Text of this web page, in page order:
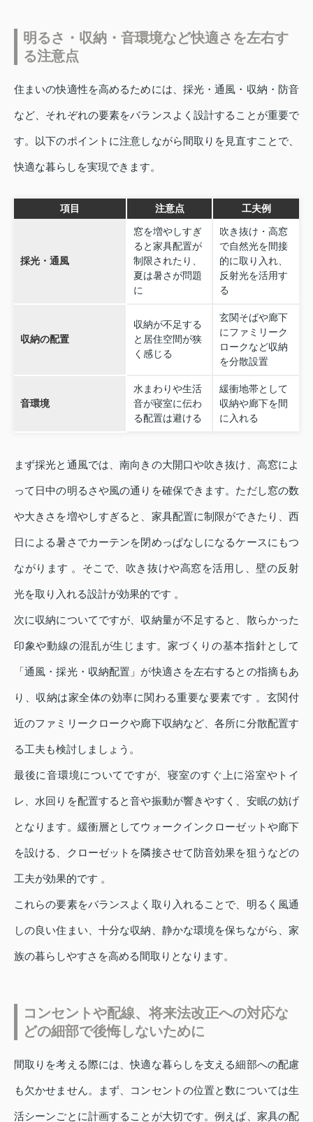
明るさ・収納・音環境など快適さを左右す
る注意点
住まいの快適性を高めるためには、採光・通風・収納・防音
など、それぞれの要素をバランスよく設計することが重要で
す。以下のポイントに注意しながら間取りを見直すことで、
快適な暮らしを実現できます。
項目 注意点 工夫例
採光・通風
窓を増やしすぎ
ると家具配置が
制限されたり、
夏は暑さが問題
に
吹き抜け・高窓
で自然光を間接
的に取り入れ、
反射光を活用す
る
収納の配置
収納が不足する
と居住空間が狭
く感じる
玄関そばや廊下
にファミリーク
ロークなど収納
を分散設置
音環境
水まわりや生活
音が寝室に伝わ
る配置は避ける
緩衝地帯として
収納や廊下を間
に入れる
まず採光と通風では、南向きの大開口や吹き抜け、高窓によ
って日中の明るさや風の通りを確保できます。ただし窓の数
や大きさを増やしすぎると、家具配置に制限ができたり、西
日による暑さでカーテンを閉めっぱなしになるケースにもつ
ながります 。そこで、吹き抜けや高窓を活用し、壁の反射
光を取り入れる設計が効果的です 。
次に収納についてですが、収納量が不足すると、散らかった
印象や動線の混乱が生じます。家づくりの基本指針として
「通風・採光・収納配置」が快適さを左右するとの指摘もあ
り、収納は家全体の効率に関わる重要な要素です 。玄関付
近のファミリークロークや廊下収納など、各所に分散配置す
る工夫も検討しましょう。
最後に音環境についてですが、寝室のすぐ上に浴室やトイ
レ、水回りを配置すると音や振動が響きやすく、安眠の妨げ
となります。緩衝層としてウォークインクローゼットや廊下
を設ける、クローゼットを隣接させて防音効果を狙うなどの
工夫が効果的です 。
これらの要素をバランスよく取り入れることで、明るく風通
しの良い住まい、十分な収納、静かな環境を保ちながら、家
族の暮らしやすさを高める間取りとなります。
コンセントや配線、将来法改正への対応な
どの細部で後悔しないために
間取りを考える際には、快適な暮らしを支える細部への配慮
も欠かせません。まず、コンセントの位置と数については生
活シーンごとに計画することが大切です。例えば、家具の配